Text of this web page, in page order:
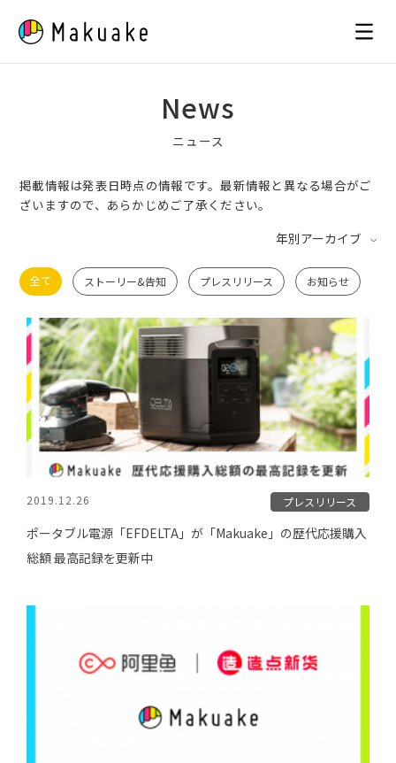
content
News
ニュース
掲載情報は発表日時点の情報です。最新情報と異なる場合がご
ざいますので、あらかじめご了承ください。
年別アーカイブ
全て ストーリー&告知 プレスリリース お知らせ
2019.12.26 プレスリリース
ポータブル電源「EFDELTA」が「Makuake」の歴代応援購入
総額 最高記録を更新中